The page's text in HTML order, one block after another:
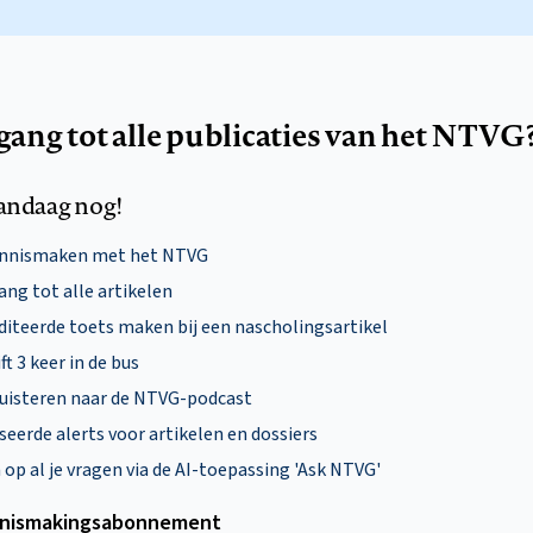
tot alle publicaties van het
nog!
met het NTVG
tot alle artikelen
toets maken bij een nascholingsartikel
3 keer in de bus
naar de NTVG-podcast
alerts voor artikelen en dossiers
al je vragen via de AI-toepassing 'Ask NTVG'